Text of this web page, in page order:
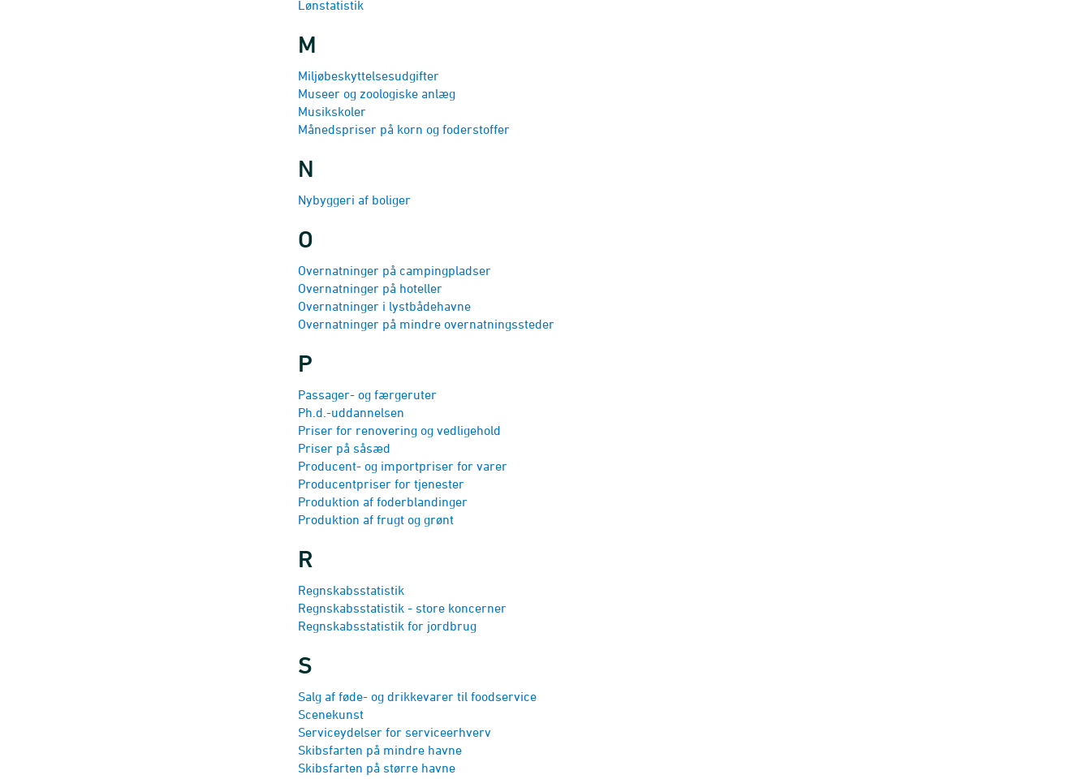
Lønstatistik
M
Miljø­beskyttel­sesudgifter
Museer og zoologiske anlæg
Musikskoler
Månedspriser på korn og foderstoffer
N
Nybyggeri af boliger
O
Overnat­ninger på camping­pladser
Overnat­ninger på hoteller
Overnat­ninger i lystbåde­havne
Overnat­ninger på mindre overnatningssteder
P
Passager- og færgeruter
Ph.d.-uddannelsen
Priser for renovering og vedligehold
Priser på såsæd
Producent- og importpriser for varer
Producentpriser for tjenester
Produktion af foder­blandinger
Produktion af frugt og grønt
R
Regnskabsstatistik
Regnskabsstatistik - store koncerner
Regnskabsstatistik for jordbrug
S
Salg af føde- og drikkevarer til foodservice
Scenekunst
Serviceydelser for serviceerhverv
Skibsfarten på mindre havne
Skibsfarten på større havne